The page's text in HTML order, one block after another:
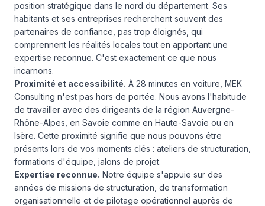
position stratégique dans le nord du département. Ses
habitants et ses entreprises recherchent souvent des
partenaires de confiance, pas trop éloignés, qui
comprennent les réalités locales tout en apportant une
expertise reconnue. C'est exactement ce que nous
incarnons.
Proximité et accessibilité. À 28 minutes en voiture, MEK
Consulting n'est pas hors de portée. Nous avons l'habitude
de travailler avec des dirigeants de la région Auvergne-
Rhône-Alpes, en Savoie comme en Haute-Savoie ou en
Isère. Cette proximité signifie que nous pouvons être
présents lors de vos moments clés : ateliers de structuration,
formations d'équipe, jalons de projet.
Expertise reconnue. Notre équipe s'appuie sur des
années de missions de structuration, de transformation
organisationnelle et de pilotage opérationnel auprès de